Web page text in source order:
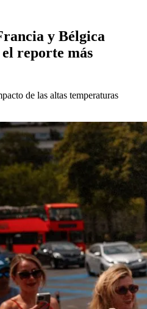
y Bélgica
el reporte más
de las altas temperaturas